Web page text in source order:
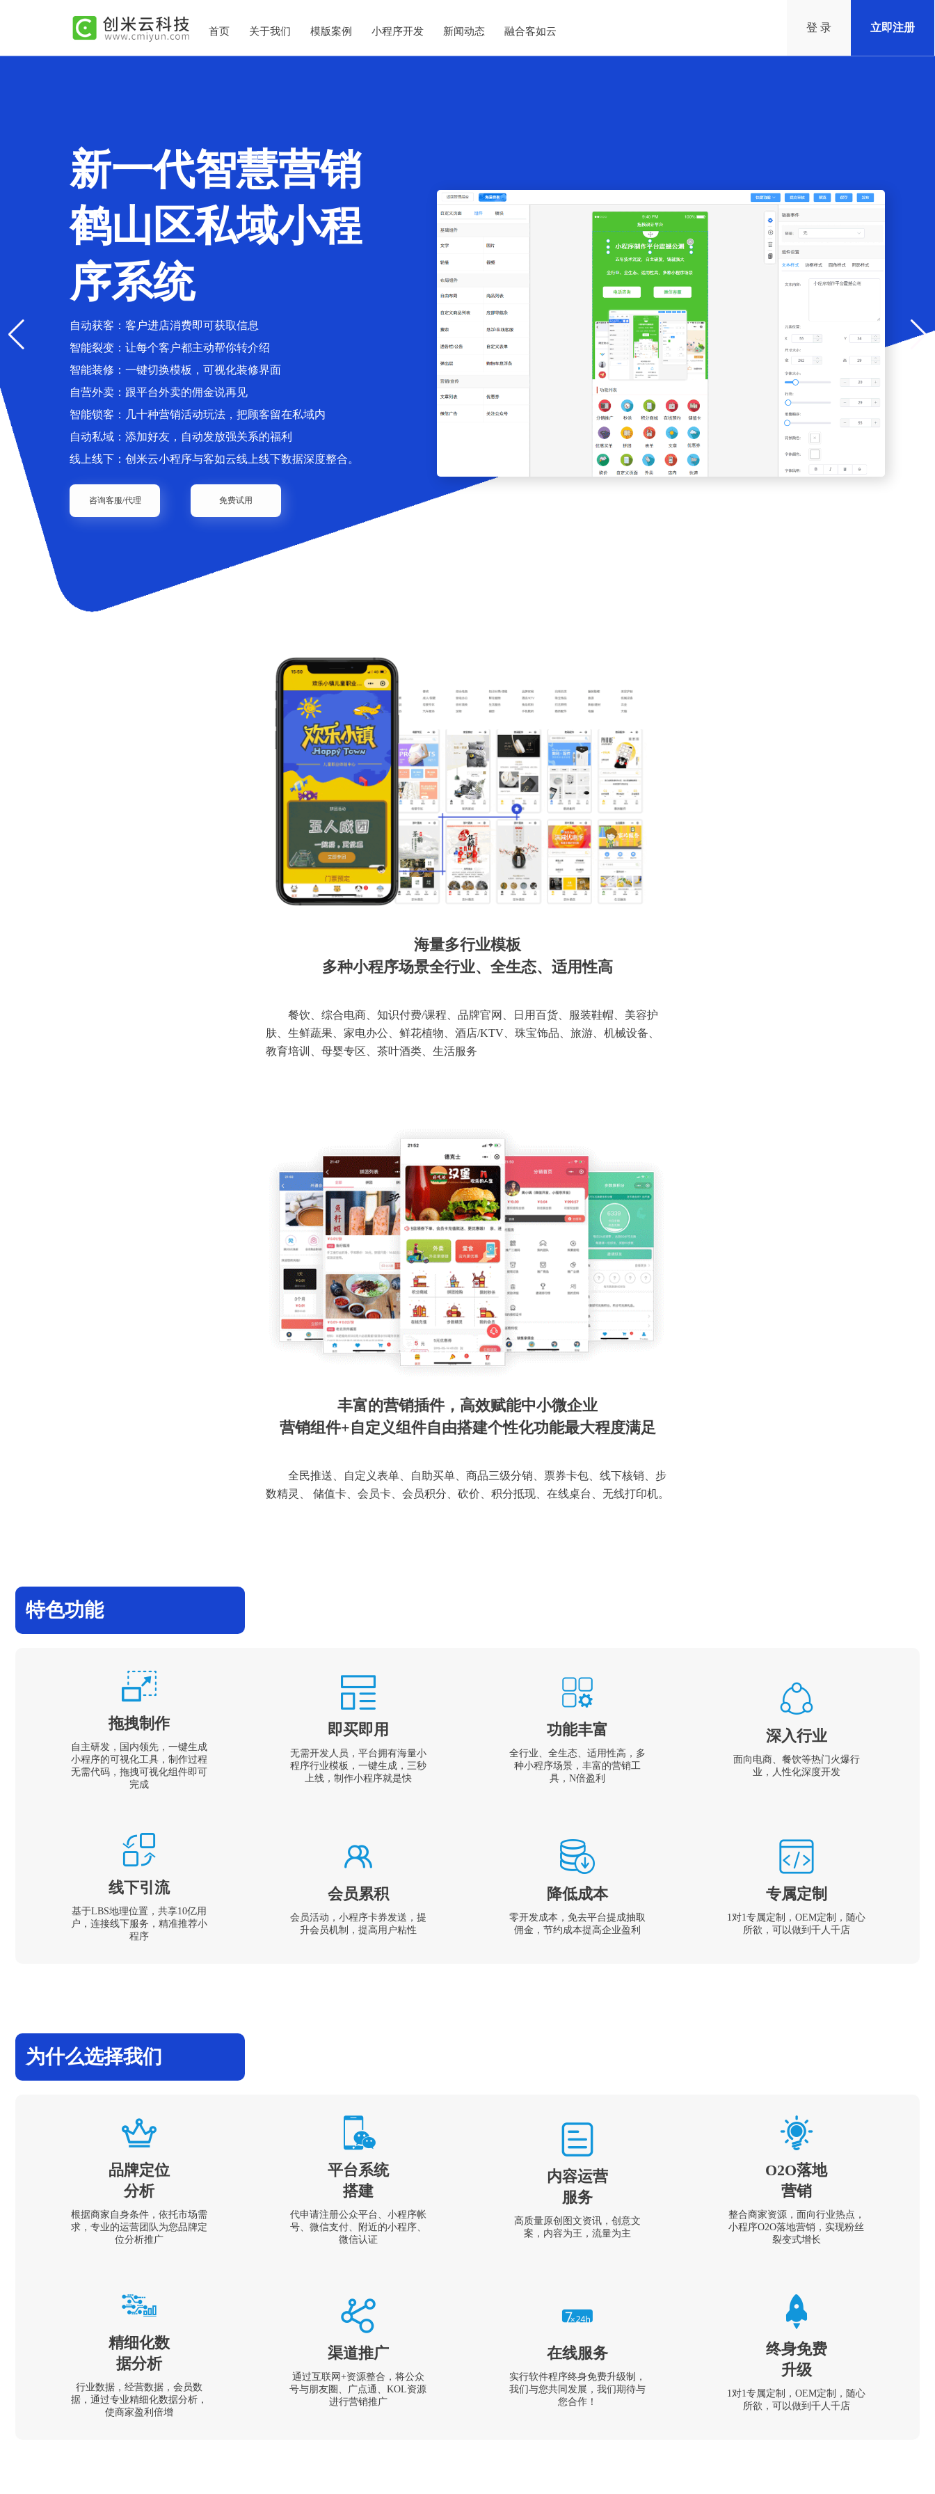
首页 关于我们 模版案例 小程序开发 新闻动态 融合客如云 登 录 立即注册
新一代智慧营销
鹤山区私域小程
序系统
自动获客：客户进店消费即可获取信息
智能裂变：让每个客户都主动帮你转介绍
智能装修：一键切换模板，可视化装修界面
自营外卖：跟平台外卖的佣金说再见
智能锁客：几十种营销活动玩法，把顾客留在私域内
自动私域：添加好友，自动发放强关系的福利
线上线下：创米云小程序与客如云线上线下数据深度整合。
咨询客服/代理 免费试用
海量多行业模板
多种小程序场景全行业、全生态、适用性高
餐饮、综合电商、知识付费/课程、品牌官网、日用百货、服装鞋帽、美容护
肤、生鲜蔬果、家电办公、鲜花植物、酒店/KTV、珠宝饰品、旅游、机械设备、
教育培训、母婴专区、茶叶酒类、生活服务
丰富的营销插件，高效赋能中小微企业
营销组件+自定义组件自由搭建个性化功能最大程度满足
全民推送、自定义表单、自助买单、商品三级分销、票券卡包、线下核销、步
数精灵、 储值卡、会员卡、会员积分、砍价、积分抵现、在线桌台、无线打印机。
特色功能
拖拽制作
自主研发，国内领先，一键生成
小程序的可视化工具，制作过程
无需代码，拖拽可视化组件即可
完成
即买即用
无需开发人员，平台拥有海量小
程序行业模板，一键生成，三秒
上线，制作小程序就是快
功能丰富
全行业、全生态、适用性高，多
种小程序场景，丰富的营销工
具，N倍盈利
深入行业
面向电商、餐饮等热门火爆行
业，人性化深度开发
线下引流
基于LBS地理位置，共享10亿用
户，连接线下服务，精准推荐小
程序
会员累积
会员活动，小程序卡券发送，提
升会员机制，提高用户粘性
降低成本
零开发成本，免去平台提成抽取
佣金，节约成本提高企业盈利
专属定制
1对1专属定制，OEM定制，随心
所欲，可以做到千人千店
为什么选择我们
品牌定位
分析
根据商家自身条件，依托市场需
求，专业的运营团队为您品牌定
位分析推广
平台系统
搭建
代申请注册公众平台、小程序帐
号、微信支付、附近的小程序、
微信认证
内容运营
服务
高质量原创图文资讯，创意文
案，内容为王，流量为主
O2O落地
营销
整合商家资源，面向行业热点，
小程序O2O落地营销，实现粉丝
裂变式增长
精细化数
据分析
行业数据，经营数据，会员数
据，通过专业精细化数据分析，
使商家盈利倍增
渠道推广
通过互联网+资源整合，将公众
号与朋友圈、广点通、KOL资源
进行营销推广
在线服务
实行软件程序终身免费升级制，
我们与您共同发展，我们期待与
您合作！
终身免费
升级
1对1专属定制，OEM定制，随心
所欲，可以做到千人千店